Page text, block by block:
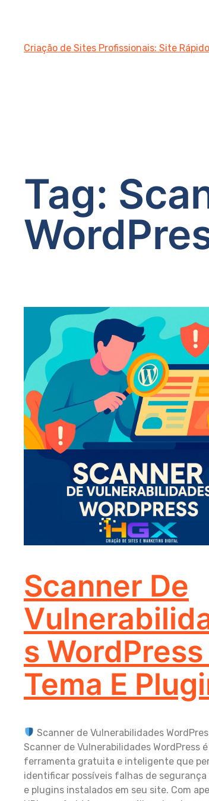
Criação de Sites Profissionais: Site
Tag:
Scanner De
S
Tema E
Scanner de Vulnerabilidades
Scanner de Vulnerabilidades WordPress
ferramenta gratuita e inteligente que
identificar possíveis falhas de segurança
e plugins instalados em seu site. Com